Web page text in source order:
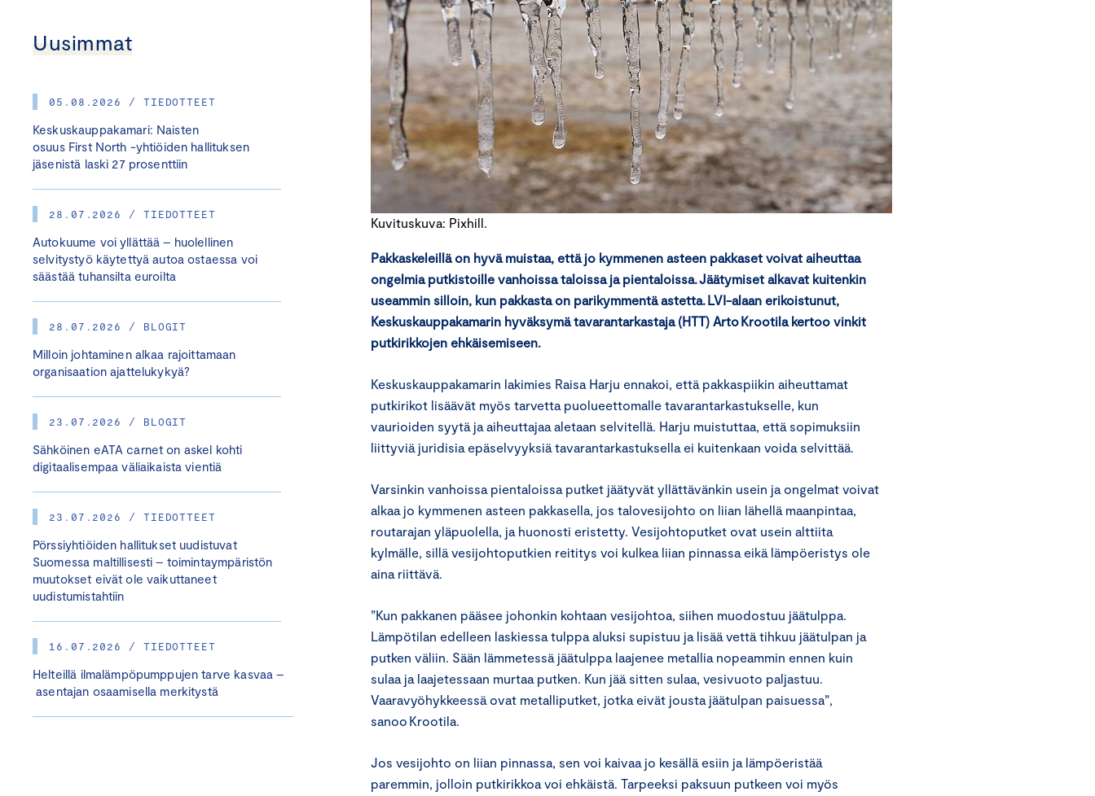
Uusimmat
05.08.2026 / TIEDOTTEET
Keskuskauppakamari: Naisten
osuus First North -yhtiöiden hallituksen
jäsenistä laski 27 prosenttiin
28.07.2026 / TIEDOTTEET
Autokuume voi yllättää – huolellinen
selvitystyö käytettyä autoa ostaessa voi
säästää tuhansilta euroilta
28.07.2026 / BLOGIT
Milloin johtaminen alkaa rajoittamaan
organisaation ajattelukykyä?
23.07.2026 / BLOGIT
Sähköinen eATA carnet on askel kohti
digitaalisempaa väliaikaista vientiä
23.07.2026 / TIEDOTTEET
Pörssiyhtiöiden hallitukset uudistuvat
Suomessa maltillisesti – toimintaympäristön
muutokset eivät ole vaikuttaneet
uudistumistahtiin
16.07.2026 / TIEDOTTEET
Helteillä ilmalämpöpumppujen tarve kasvaa –
asentajan osaamisella merkitystä
Kuvituskuva: Pixhill.
Pakkaskeleillä on hyvä muistaa, että jo kymmenen asteen pakkaset voivat aiheuttaa
ongelmia putkistoille vanhoissa taloissa ja pientaloissa. Jäätymiset alkavat kuitenkin
useammin silloin, kun pakkasta on parikymmentä astetta. LVI-alaan erikoistunut,
Keskuskauppakamarin hyväksymä tavarantarkastaja (HTT) Arto Krootila kertoo vinkit
putkirikkojen ehkäisemiseen.
Keskuskauppakamarin lakimies Raisa Harju ennakoi, että pakkaspiikin aiheuttamat
putkirikot lisäävät myös tarvetta puolueettomalle tavarantarkastukselle, kun
vaurioiden syytä ja aiheuttajaa aletaan selvitellä. Harju muistuttaa, että sopimuksiin
liittyviä juridisia epäselvyyksiä tavarantarkastuksella ei kuitenkaan voida selvittää.
Varsinkin vanhoissa pientaloissa putket jäätyvät yllättävänkin usein ja ongelmat voivat
alkaa jo kymmenen asteen pakkasella, jos talovesijohto on liian lähellä maanpintaa,
routarajan yläpuolella, ja huonosti eristetty. Vesijohtoputket ovat usein alttiita
kylmälle, sillä vesijohtoputkien reititys voi kulkea liian pinnassa eikä lämpöeristys ole
aina riittävä.
”Kun pakkanen pääsee johonkin kohtaan vesijohtoa, siihen muodostuu jäätulppa.
Lämpötilan edelleen laskiessa tulppa aluksi supistuu ja lisää vettä tihkuu jäätulpan ja
putken väliin. Sään lämmetessä jäätulppa laajenee metallia nopeammin ennen kuin
sulaa ja laajetessaan murtaa putken. Kun jää sitten sulaa, vesivuoto paljastuu.
Vaaravyöhykkeessä ovat metalliputket, jotka eivät jousta jäätulpan paisuessa”,
sanoo Krootila.
Jos vesijohto on liian pinnassa, sen voi kaivaa jo kesällä esiin ja lämpöeristää
paremmin, jolloin putkirikkoa voi ehkäistä. Tarpeeksi paksuun putkeen voi myös